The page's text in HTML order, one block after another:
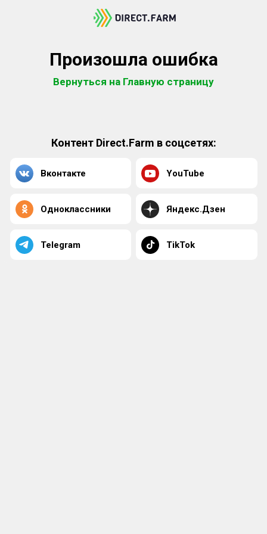
Произошла ошибка
Вернуться на Главную страницу
Контент Direct.Farm в соцсетях:
Вконтакте YouTube
Одноклассники Яндекс.Дзен
Telegram TikTok